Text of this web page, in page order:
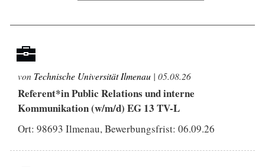
von Technische Universität Ilmenau | 05.08.26
Referent*in Public Relations und interne
Kommunikation (w/m/d) EG 13 TV-L
Ort: 98693 Ilmenau, Bewerbungsfrist: 06.09.26